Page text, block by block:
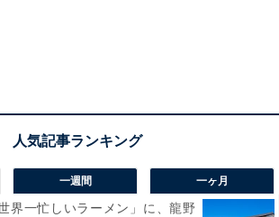
一週間 一ヶ月
界一忙しいラーメン」に、龍野